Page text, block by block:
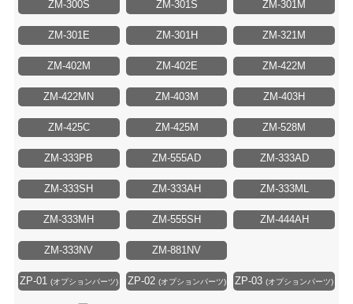
ZM-300S ZM-301S ZM-301M
ZM-301E ZM-301H ZM-321M
ZM-402M ZM-402E ZM-422M
ZM-422MN ZM-403M ZM-403H
ZM-425C ZM-425M ZM-528M
ZM-333PB ZM-555AD ZM-333AD
ZM-333SH ZM-333AH ZM-333ML
ZM-333MH ZM-555SH ZM-444AH
ZM-333NV ZM-881NV
ZP-01 (オプションパーツ) ZP-02 (オプションパーツ) ZP-03(オプションパーツ)